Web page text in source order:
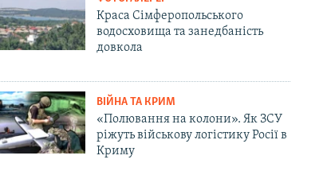
Краса Сімферопольського
водосховища та занедбаність
довкола
ВІЙНА ТА КРИМ
«Полювання на колони». Як ЗСУ
ріжуть військову логістику Росії в
Криму